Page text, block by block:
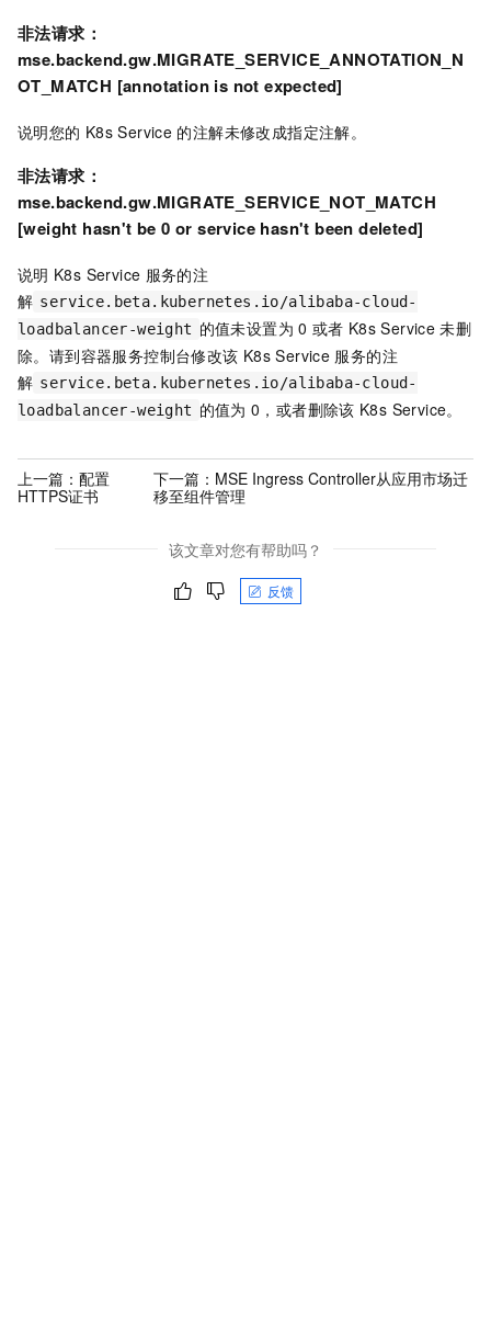
非法请求：
mse.backend.gw.MIGRATE_SERVICE_ANNOTATION_N
OT_MATCH [annotation is not expected]
说明您的 K8s Service 的注解未修改成指定注解。
非法请求：
mse.backend.gw.MIGRATE_SERVICE_NOT_MATCH
[weight hasn't be 0 or service hasn't been deleted]
说明 K8s Service 服务的注
解 service.beta.kubernetes.io/alibaba-cloud-
loadbalancer-weight 的值未设置为 0 或者 K8s Service 未删
除。请到容器服务控制台修改该 K8s Service 服务的注
解 service.beta.kubernetes.io/alibaba-cloud-
loadbalancer-weight 的值为 0，或者删除该 K8s Service。
上一篇： 配置
HTTPS证书
下一篇： MSE Ingress Controller从应用市场迁
移至组件管理
该文章对您有帮助吗？
反馈